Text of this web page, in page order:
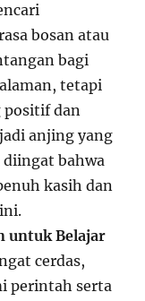
bosan atau
bagi
tetapi
positif dan
anjing yang
bahwa
kasih dan
untuk Belajar
cerdas,
perintah serta